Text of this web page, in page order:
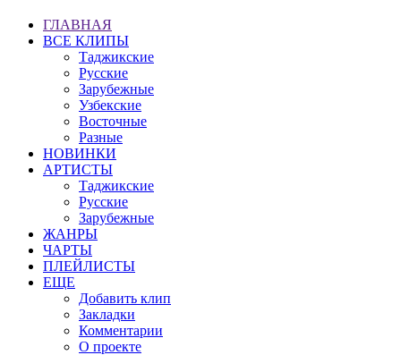
ГЛАВНАЯ
ВСЕ КЛИПЫ
Таджикские
Русские
Зарубежные
Узбекские
Восточные
Разные
НОВИНКИ
АРТИСТЫ
Таджикские
Русские
Зарубежные
ЖАНРЫ
ЧАРТЫ
ПЛЕЙЛИСТЫ
ЕЩЕ
Добавить клип
Закладки
Комментарии
О проекте